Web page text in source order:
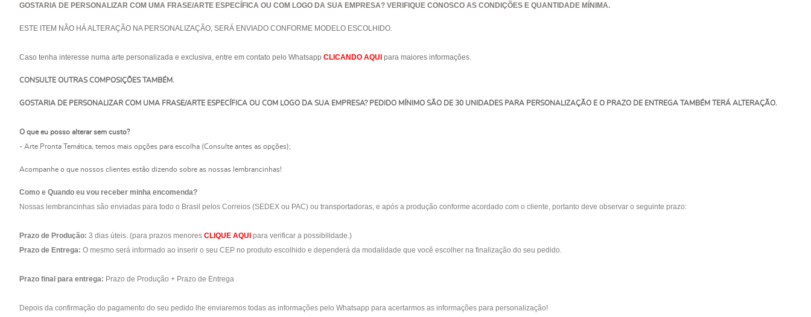
GOSTARIA DE PERSONALIZAR COM UMA FRASE/ARTE ESPECÍFICA OU COM LOGO DA SUA EMPRESA? VERIFIQUE CONOSCO AS CONDIÇÕES E QUANTIDADE MÍNIMA.
ESTE ITEM NÃO HÁ ALTERAÇÃO NA PERSONALIZAÇÃO, SERÁ ENVIADO CONFORME MODELO ESCOLHIDO.
Caso tenha interesse numa arte personalizada e exclusiva, entre em contato pelo Whatsapp CLICANDO AQUI para maiores informações.
CONSULTE OUTRAS COMPOSIÇÕES TAMBÉM.
GOSTARIA DE PERSONALIZAR COM UMA FRASE/ARTE ESPECÍFICA OU COM LOGO DA SUA EMPRESA? PEDIDO MÍNIMO SÃO DE 30 UNIDADES PARA PERSONALIZAÇÃO E O PRAZO DE ENTREGA TAMBÉM TERÁ ALTERAÇÃO.
O que eu posso alterar sem custo?
- Arte Pronta Temática, temos mais opções para escolha (Consulte antes as opções);
Acompanhe o que nossos clientes estão dizendo sobre as nossas lembrancinhas!
Como e Quando eu vou receber minha encomenda?
Nossas lembrancinhas são enviadas para todo o Brasil pelos Correios (SEDEX ou PAC) ou transportadoras, e após a produção conforme acordado com o cliente, portanto deve observar o seguinte prazo:
Prazo de Produção: 3 dias úteis. (para prazos menores CLIQUE AQUI para verificar a possibilidade.)
Prazo de Entrega: O mesmo será informado ao inserir o seu CEP no produto escolhido e dependerá da modalidade que você escolher na finalização do seu pedido.
Prazo final para entrega: Prazo de Produção + Prazo de Entrega
Depois da confirmação do pagamento do seu pedido lhe enviaremos todas as informações pelo Whatsapp para acertarmos as informações para personalização!